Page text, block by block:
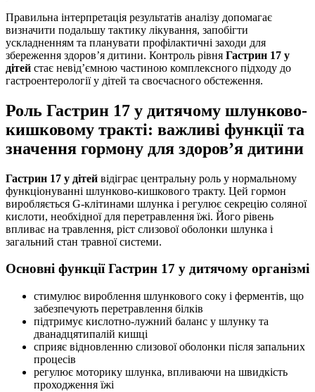
Правильна інтерпретація результатів аналізу допомагає
визначити подальшу тактику лікування, запобігти
ускладненням та планувати профілактичні заходи для
збереження здоров’я дитини. Контроль рівня Гастрин 17 у
дітей стає невід’ємною частиною комплексного підходу до
гастроентерології у дітей та своєчасного обстеження.
Роль Гастрин 17 у дитячому шлунково-
кишковому тракті: важливі функції та
значення гормону для здоров’я дитини
Гастрин 17 у дітей відіграє центральну роль у нормальному
функціонуванні шлунково-кишкового тракту. Цей гормон
виробляється G-клітинами шлунка і регулює секрецію соляної
кислоти, необхідної для перетравлення їжі. Його рівень
впливає на травлення, ріст слизової оболонки шлунка і
загальний стан травної системи.
Основні функції Гастрин 17 у дитячому організмі
стимулює вироблення шлункового соку і ферментів, що
забезпечують перетравлення білків
підтримує кислотно-лужний баланс у шлунку та
дванадцятипалій кишці
сприяє відновленню слизової оболонки після запальних
процесів
регулює моторику шлунка, впливаючи на швидкість
проходження їжі